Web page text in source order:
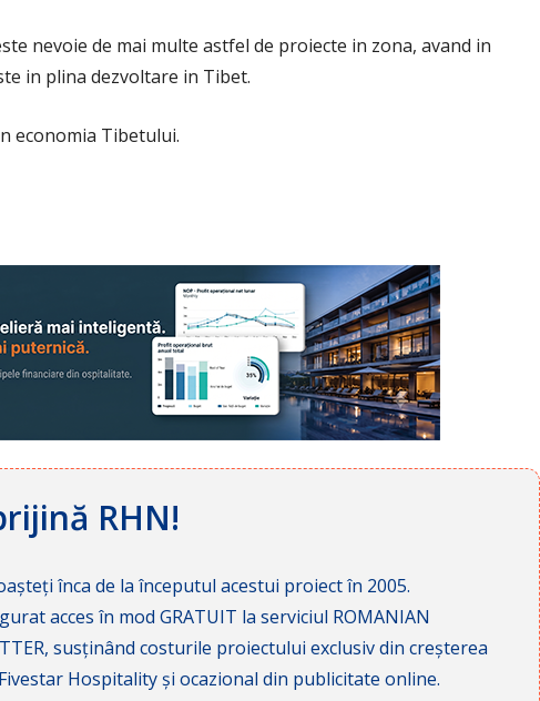
nevoie de mai multe astfel de proiecte in zona, avand in
in plina dezvoltare in Tibet.
economia Tibetului.
RHN!
înca de la începutul acestui proiect în 2005.
acces în mod GRATUIT la serviciul ROMANIAN
susținând costurile proiectului exclusiv din creșterea
Hospitality și ocazional din publicitate online.